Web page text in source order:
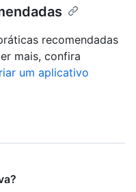
recomendadas
mais, confira
um aplicativo